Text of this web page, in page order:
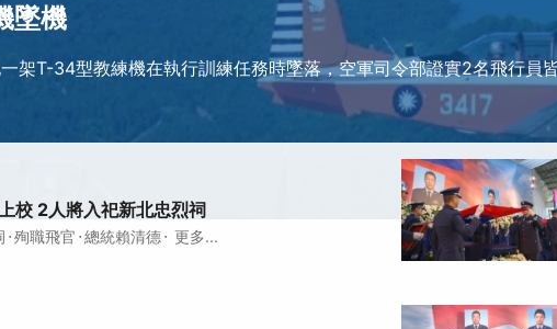
墜機
架T-34型教練機在執行訓練任務時墜落，空軍司令部證實2名飛行員
校 2人將入祀新北忠烈祠
·殉職飛官 ·總統賴清德· 更多...